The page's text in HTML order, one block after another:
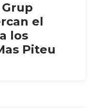
el
los
Piteu